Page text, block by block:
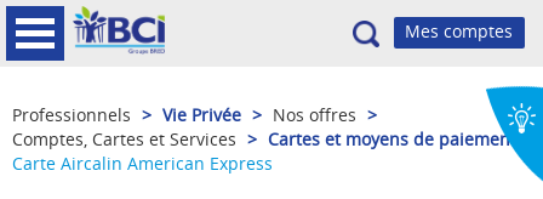
Recherche
Professionnels > Vie Privée > Nos offres >
Comptes, Cartes et Services > Cartes et moyens de paiement
Carte Aircalin American Express